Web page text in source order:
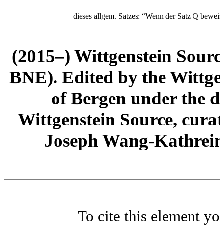
dieses allgem. Satzes: “Wenn der Satz Q
(2015–) Wittgenstein
BNE). Edited by the
of Bergen under the
Wittgenstein Source,
Joseph Wang-
To cite this element